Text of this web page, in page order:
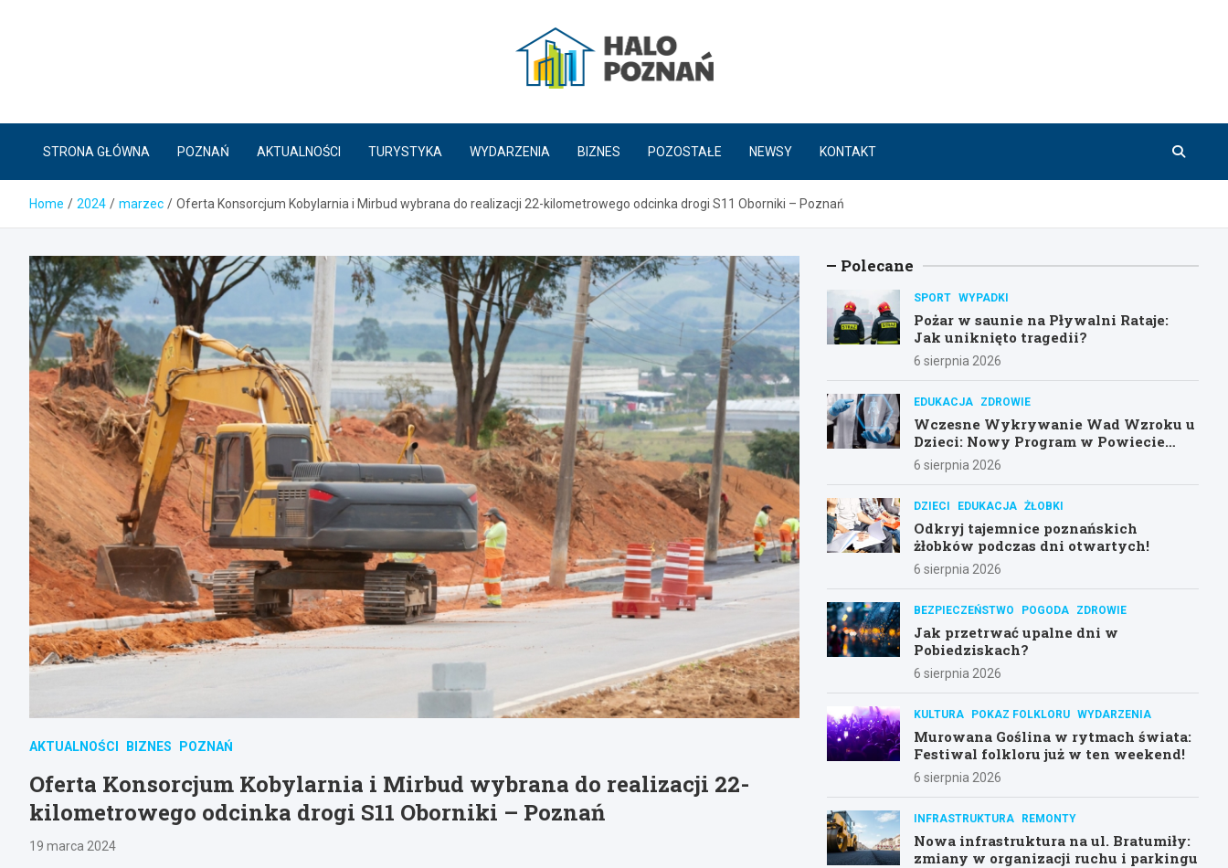
HaloPoznań.pl
STRONA GŁÓWNA POZNAŃ AKTUALNOŚCI TURYSTYKA WYDARZENIA BIZNES POZOSTAŁE NEWSY KONTAKT
Home 2024 marzec Oferta Konsorcjum Kobylarnia i Mirbud wybrana do realizacji 22-kilometrowego odcinka drogi S11 Oborniki – Poznań
AKTUALNOŚCI BIZNES POZNAŃ
Oferta Konsorcjum Kobylarnia i Mirbud wybrana do realizacji 22-
kilometrowego odcinka drogi S11 Oborniki – Poznań
19 marca 2024
Polecane
SPORT WYPADKI
Pożar w saunie na Pływalni Rataje:
Jak uniknięto tragedii?
6 sierpnia 2026
EDUKACJA ZDROWIE
Wczesne Wykrywanie Wad Wzroku u
Dzieci: Nowy Program w Powiecie
Poznańskim
6 sierpnia 2026
DZIECI EDUKACJA ŻŁOBKI
Odkryj tajemnice poznańskich
żłobków podczas dni otwartych!
6 sierpnia 2026
BEZPIECZEŃSTWO POGODA ZDROWIE
Jak przetrwać upalne dni w
Pobiedziskach?
6 sierpnia 2026
KULTURA POKAZ FOLKLORU WYDARZENIA
Murowana Goślina w rytmach świata:
Festiwal folkloru już w ten weekend!
6 sierpnia 2026
INFRASTRUKTURA REMONTY
Nowa infrastruktura na ul. Bratumiły:
zmiany w organizacji ruchu i parkingu